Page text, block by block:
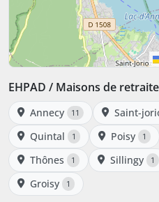
EHPAD / Maisons de
Annecy 11 Saint-
Quintal 1 Poisy 1
Thônes 1 Sillingy 1
Groisy 1